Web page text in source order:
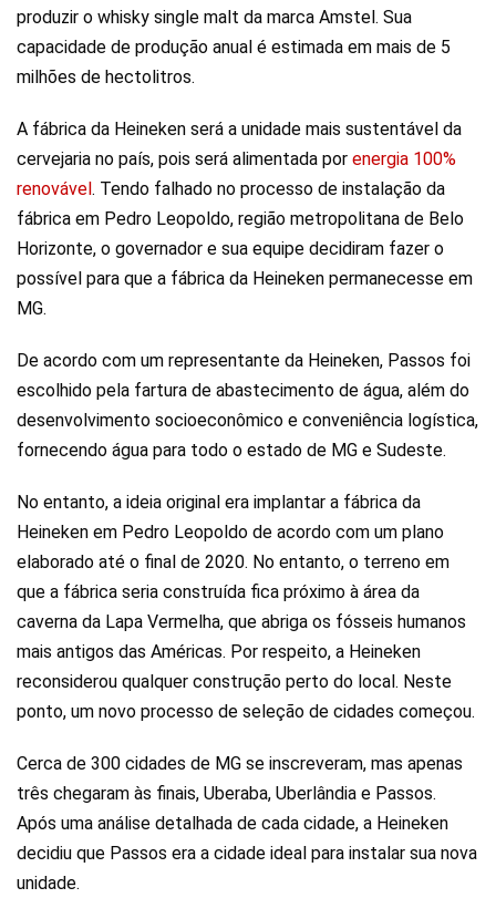
produzir o whisky single malt da marca Amstel. Sua
capacidade de produção anual é estimada em mais de 5
milhões de hectolitros.
A fábrica da Heineken será a unidade mais sustentável da
cervejaria no país, pois será alimentada por energia 100%
renovável . Tendo falhado no processo de instalação da
fábrica em Pedro Leopoldo, região metropolitana de Belo
Horizonte, o governador e sua equipe decidiram fazer o
possível para que a fábrica da Heineken permanecesse em
MG.
De acordo com um representante da Heineken, Passos foi
escolhido pela fartura de abastecimento de água, além do
desenvolvimento socioeconômico e conveniência logística,
fornecendo água para todo o estado de MG e Sudeste.
No entanto, a ideia original era implantar a fábrica da
Heineken em Pedro Leopoldo de acordo com um plano
elaborado até o final de 2020. No entanto, o terreno em
que a fábrica seria construída fica próximo à área da
caverna da Lapa Vermelha, que abriga os fósseis humanos
mais antigos das Américas. Por respeito, a Heineken
reconsiderou qualquer construção perto do local. Neste
ponto, um novo processo de seleção de cidades começou.
Cerca de 300 cidades de MG se inscreveram, mas apenas
três chegaram às finais, Uberaba, Uberlândia e Passos.
Após uma análise detalhada de cada cidade, a Heineken
decidiu que Passos era a cidade ideal para instalar sua nova
unidade.